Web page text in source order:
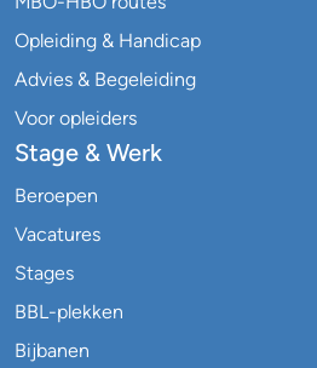
Opleiding & Handicap
Advies & Begeleiding
Voor opleiders
Stage & Werk
Beroepen
Vacatures
Stages
BBL-plekken
Bijbanen